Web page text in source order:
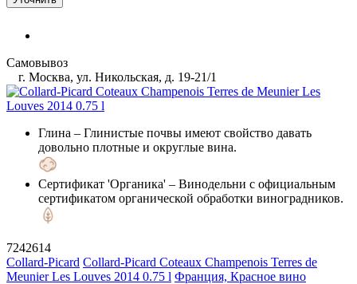
Самовывоз
г. Москва, ул. Никольская, д. 19-21/1
Глина – Глинистые почвы имеют свойство давать
довольно плотные и округлые вина.
Сертификат 'Органика' – Винодельни с официальным
сертификатом органической обработки виноградников.
7242614
Collard-Picard Collard-Picard Coteaux Champenois Terres de
Meunier Les Louves 2014 0.75 l Франция, Красное вино